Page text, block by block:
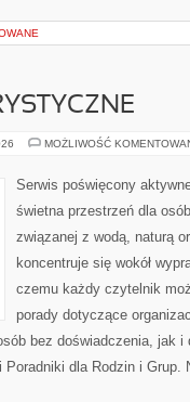
MOŻLIWOŚĆ
Serwis poświęcony
świetna przestrzeń dla
związanej z wodą, naturą
koncentruje się wokół
czemu każdy czytelnik
porady dotyczące
bez doświadczenia, jak i
dla Rodzin i Grup.